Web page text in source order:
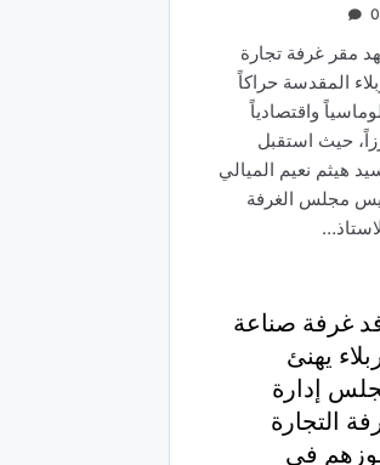
0
مقر غرفة تجارة
المقدسة حراكاً
واقتصادياً
حيث استقبل
هيثم نعيم الميالي
مجلس الغرفة
غرفة صناعة
يهنئ
إدارة
التجارة
في